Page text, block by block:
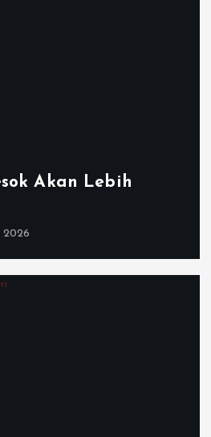
Akan Lebih
2026